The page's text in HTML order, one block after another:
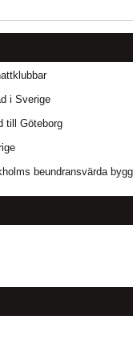
i Sverige
till Göteborg
beundransvärda